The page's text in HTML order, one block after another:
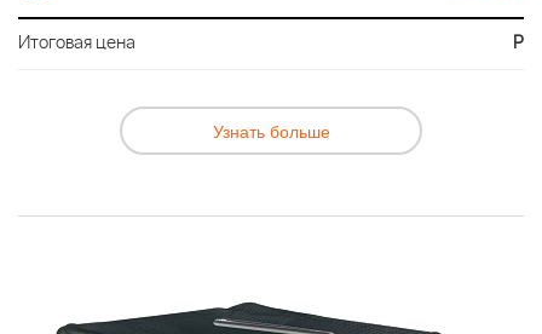
Итоговая цена Р
Узнать больше